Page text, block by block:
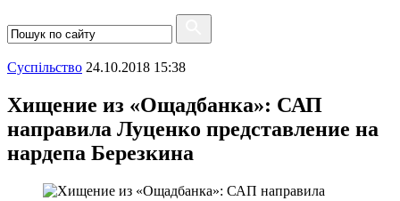
Суспiльство 24.10.2018 15:38
Хищение из «Ощадбанка»: САП
направила Луценко представление на
нардепа Березкина